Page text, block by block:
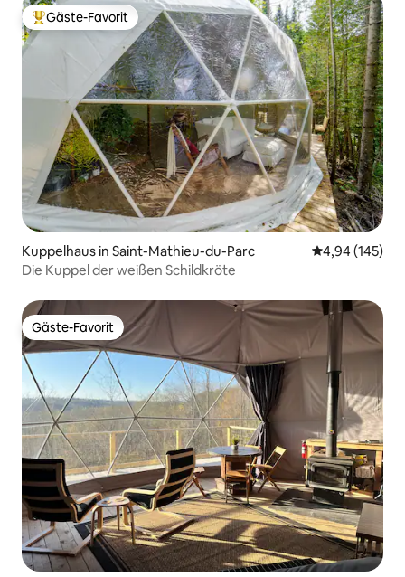
Beliebter Gäste-Favorit.
Gäste-Favorit
Kuppelhaus in Saint-Mathieu-du-Parc
4,94 (145)
Die Kuppel der weißen Schildkröte
Gäste-Favorit
Gäste-Favorit